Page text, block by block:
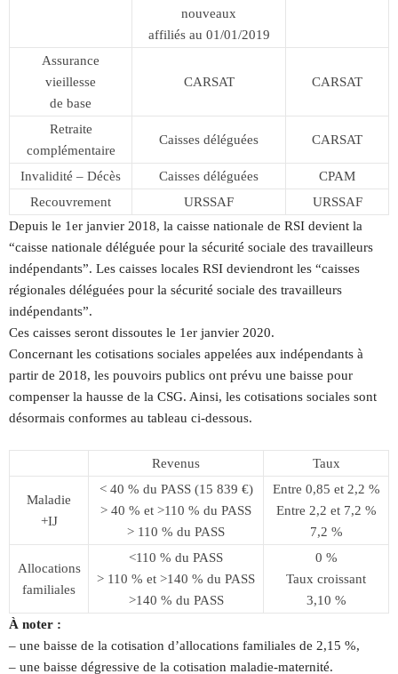
nouveaux
affiliés au 01/01/2019
Assurance
vieillesse
de base
CARSAT CARSAT
Retraite
complémentaire
Caisses déléguées CARSAT
Invalidité – Décès Caisses déléguées
CPAM
Recouvrement
URSSAF
URSSAF
Depuis le 1er janvier 2018, la caisse nationale de RSI devient la
“caisse nationale déléguée pour la sécurité sociale des travailleurs
indépendants”. Les caisses locales RSI deviendront les “caisses
régionales déléguées pour la sécurité sociale des travailleurs
indépendants”.
Ces caisses seront dissoutes le 1er janvier 2020.
Concernant les cotisations sociales appelées aux indépendants à
partir de 2018, les pouvoirs publics ont prévu une baisse pour
compenser la hausse de la CSG. Ainsi, les cotisations sociales sont
désormais conformes au tableau ci-dessous.
Revenus Taux
Maladie
+IJ
< 40 % du PASS (15 839 €)
> 40 % et >110 % du PASS
> 110 % du PASS
Entre 0,85 et 2,2 %
Entre 2,2 et 7,2 %
7,2 %
Allocations
familiales
<110 % du PASS
> 110 % et >140 % du PASS
>140 % du PASS
0 %
Taux croissant
3,10 %
À noter :
– une baisse de la cotisation d’allocations familiales de 2,15 %,
– une baisse dégressive de la cotisation maladie-maternité.